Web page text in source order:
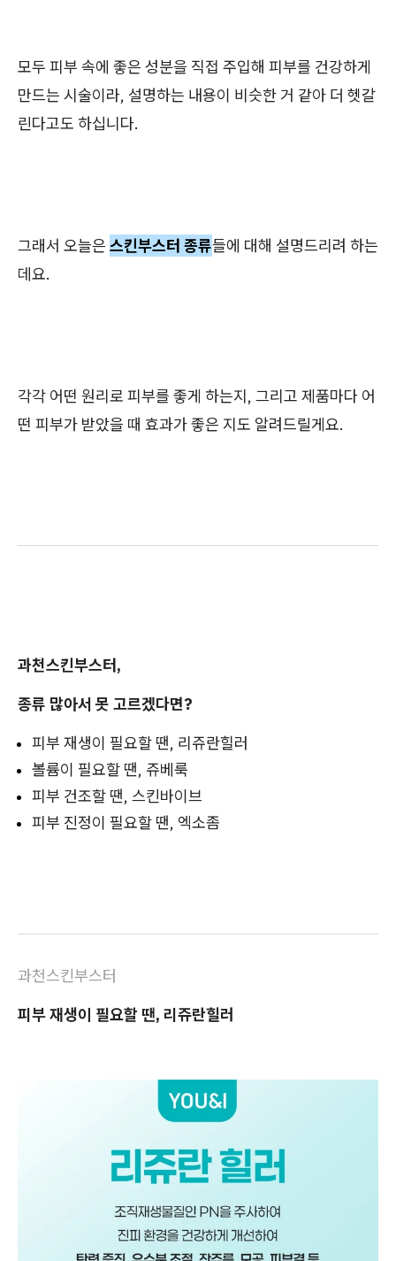
모두 피부 속에 좋은 성분을 직접 주입해 피부를 건강하게
만드는 시술이라, 설명하는 내용이 비슷한 거 같아 더 헷갈
린다고도 하십니다.
그래서 오늘은 스킨부스터 종류들에 대해 설명드리려 하는
데요.
각각 어떤 원리로 피부를 좋게 하는지, 그리고 제품마다 어
떤 피부가 받았을 때 효과가 좋은 지도 알려드릴게요.
과천스킨부스터,
종류 많아서 못 고르겠다면?
피부 재생이 필요할 땐, 리쥬란힐러
볼륨이 필요할 땐, 쥬베룩
피부 건조할 땐, 스킨바이브
피부 진정이 필요할 땐, 엑소좀
과천스킨부스터
피부 재생이 필요할 땐, 리쥬란힐러